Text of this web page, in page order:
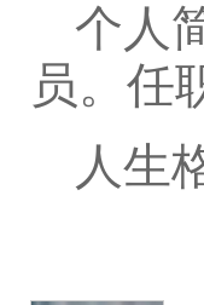
个人
员。任
人生